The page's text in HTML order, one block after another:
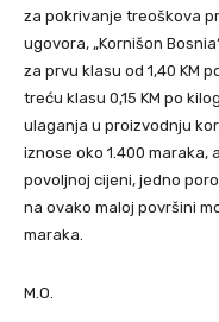
za pokrivanje treoškova
ugovora, „Kornišon
za prvu klasu od 1,40 KM
treću klasu 0,15 KM po
ulaganja u proizvodnju
iznose oko 1.400 maraka,
povoljnoj cijeni, jedno
na ovako maloj površini
maraka.
M.O.